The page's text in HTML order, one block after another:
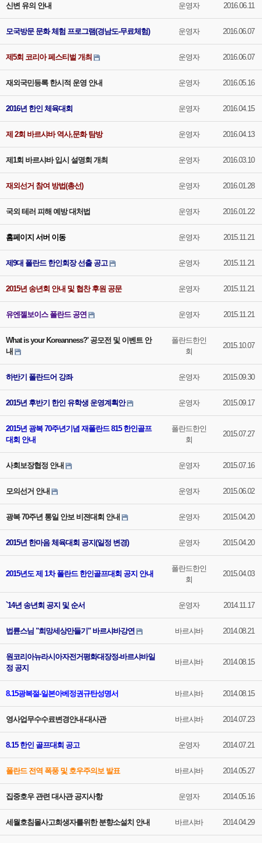
신변 유의 안내 운영자 2016.06.11
모국방문 문화 체험 프로그램(경남도-무료체험) 운영자 2016.06.07
제5회 코리아 페스티벌 개최 운영자 2016.06.07
재외국민등록 한시적 운영 안내 운영자 2016.05.16
2016년 한인 체육대회 운영자 2016.04.15
제 2회 바르샤바 역사,문화 탐방 운영자 2016.04.13
제1회 바르샤바 입시 설명회 개최 운영자 2016.03.10
재외선거 참여 방법(총선) 운영자 2016.01.28
국외 테러 피해 예방 대처법 운영자 2016.01.22
홈페이지 서버 이동 운영자 2015.11.21
제9대 폴란드 한인회장 선출 공고 운영자 2015.11.21
2015년 송년회 안내 및 협찬 후원 공문 운영자 2015.11.21
유엔젤보이스 폴란드 공연 운영자 2015.11.21
What is your Koreanness?' 공모전 및 이벤트 안
내
폴란드한인
회
2015.10.07
하반기 폴란드어 강좌 운영자 2015.09.30
2015년 후반기 한인 유학생 운영계획안 운영자 2015.09.17
2015년 광복 70주년기념 재폴란드 815 한인골프
대회 안내
폴란드한인
회
2015.07.27
사회보장협정 안내 운영자 2015.07.16
모의선거 안내 운영자 2015.06.02
광복 70주년 통일 안보 비젼대회 안내 운영자 2015.04.20
2015년 한마음 체육대회 공지(일정 변경) 운영자 2015.04.20
2015년도 제 1차 폴란드 한인골프대회 공지 안내
폴란드한인
회
2015.04.03
`14년 송년회 공지 및 순서 운영자 2014.11.17
법륜스님 "희망세상만들기" 바르샤바강연 바르샤바 2014.08.21
원코리아뉴라시아자전거평화대장정-바르샤바일
정 공지
바르샤바 2014.08.15
8.15광복절-일본아베정권규탄성명서 바르샤바 2014.08.15
영사업무수수료변경안내-대사관 바르샤바 2014.07.23
8.15 한인 골프대회 공고 운영자 2014.07.21
폴란드 전역 폭풍 및 호우주의보 발표 바르샤바 2014.05.27
집중호우 관련 대사관 공지사항 운영자 2014.05.16
세월호침몰사고희생자를위한 분향소설치 안내 바르샤바 2014.04.29